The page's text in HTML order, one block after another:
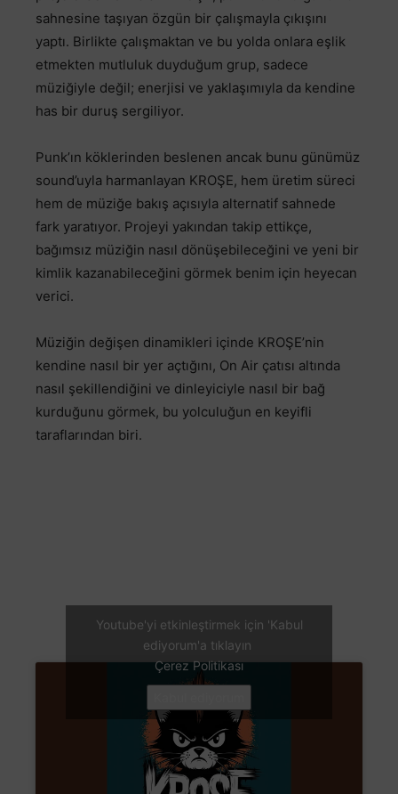
sahnesine taşıyan özgün bir çalışmayla çıkışını
yaptı. Birlikte çalışmaktan ve bu yolda onlara eşlik
etmekten mutluluk duyduğum grup, sadece
müziğiyle değil; enerjisi ve yaklaşımıyla da kendine
has bir duruş sergiliyor.
Punk’ın köklerinden beslenen ancak bunu günümüz
sound’uyla harmanlayan KROŞE, hem üretim süreci
hem de müziğe bakış açısıyla alternatif sahnede
fark yaratıyor. Projeyi yakından takip ettikçe,
bağımsız müziğin nasıl dönüşebileceğini ve yeni bir
kimlik kazanabileceğini görmek benim için heyecan
verici.
Müziğin değişen dinamikleri içinde KROŞE’nin
kendine nasıl bir yer açtığını, On Air çatısı altında
nasıl şekillendiğini ve dinleyiciyle nasıl bir bağ
kurduğunu görmek, bu yolculuğun en keyifli
taraflarından biri.
Youtube'yi etkinleştirmek için 'Kabul
ediyorum'a tıklayın
Çerez Politikası